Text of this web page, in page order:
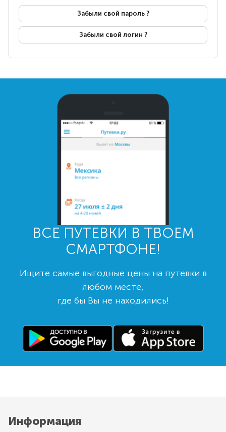
Забыли свой пароль ?
Забыли свой логин ?
ВСЕ ПУТЕВКИ В ТВОЕМ
СМАРТФОНЕ!
Ищите самые выгодные цены на путевки в
любом месте,
где бы Вы не находились!
Информация